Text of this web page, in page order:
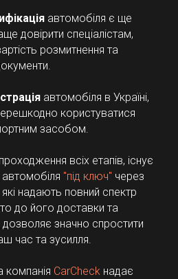
автомобіля є ще
довірити спеціалістам,
розмитнення та
автомобіля в Україні,
користуватися
засобом.
всіх етапів, існує
"під ключ" через
які надають повний спектр
до його доставки та
дозволяє значно спростити
час та зусилля.
CarCheck надає